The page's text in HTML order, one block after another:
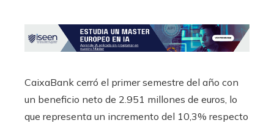
CaixaBank cerró el primer semestre del año con
un beneficio neto de 2.951 millones de euros, lo
que representa un incremento del 10,3% respecto